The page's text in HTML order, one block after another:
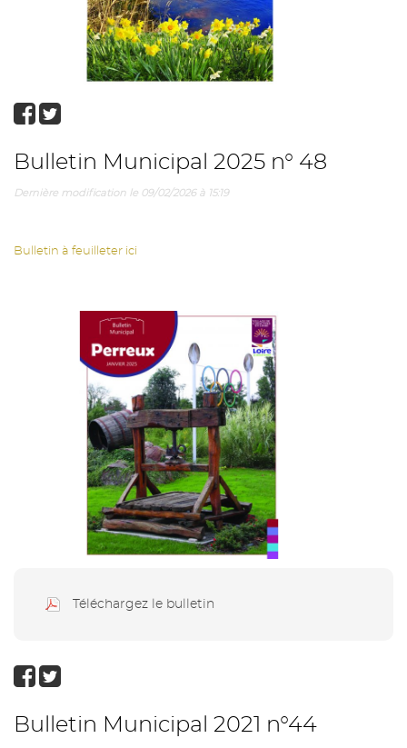
Bulletin Municipal 2025 n° 48
Dernière modification le 09/02/2026 à 15:19
Bulletin à feuilleter ici
Téléchargez le bulletin
Bulletin Municipal 2021 n°44